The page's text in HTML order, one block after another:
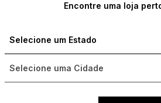
Encontre uma loja